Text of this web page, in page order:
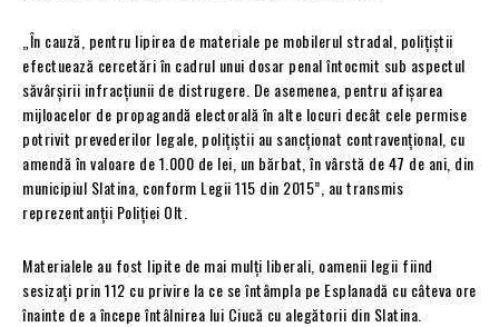
„În cauză, pentru lipirea de materiale pe mobilerul stradal, poliţiştii
efectuează cercetări în cadrul unui dosar penal întocmit sub aspectul
săvârșirii infracțiunii de distrugere. De asemenea, pentru afișarea
mijloacelor de propagandă electorală în alte locuri decât cele permise
potrivit prevederilor legale, polițiștii au sancționat contravențional, cu
amendă în valoare de 1.000 de lei, un bărbat, în vârstă de 47 de ani, din
municipiul Slatina, conform Legii 115 din 2015”, au transmis
reprezentanții Poliției Olt.
Materialele au fost lipite de mai mulți liberali, oamenii legii fiind
sesizați prin 112 cu privire la ce se întâmpla pe Esplanadă cu câteva ore
înainte de a începe întâlnirea lui Ciucă cu alegătorii din Slatina.